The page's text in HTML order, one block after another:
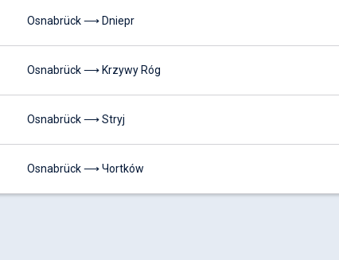
Osnabrück ⟶ Dniepr
Osnabrück ⟶ Krzywy Róg
Osnabrück ⟶ Stryj
Osnabrück ⟶ Чortków